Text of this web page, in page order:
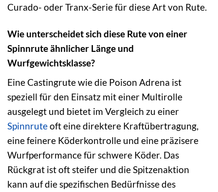
Curado- oder Tranx-Serie für diese Art von Rute.
Wie unterscheidet sich diese Rute von einer
Spinnrute ähnlicher Länge und
Wurfgewichtsklasse?
Eine Castingrute wie die Poison Adrena ist
speziell für den Einsatz mit einer Multirolle
ausgelegt und bietet im Vergleich zu einer
Spinnruteoft eine direktere Kraftübertragung,
eine feinere Köderkontrolle und eine präzisere
Wurfperformance für schwere Köder. Das
Rückgrat ist oft steifer und die Spitzenaktion
kann auf die spezifischen Bedürfnisse des